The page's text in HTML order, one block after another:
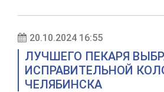
20.10.2024 16:55
ЛУЧШЕГО ПЕКАРЯ
ИСПРАВИТЕЛЬНОЙ
ЧЕЛЯБИНСКА